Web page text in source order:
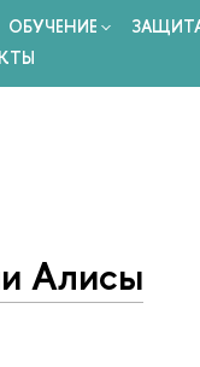
ОБУЧЕНИЕ
Алисы